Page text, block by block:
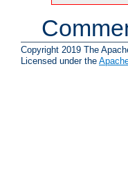
Copyright 2019 The
Licensed under the